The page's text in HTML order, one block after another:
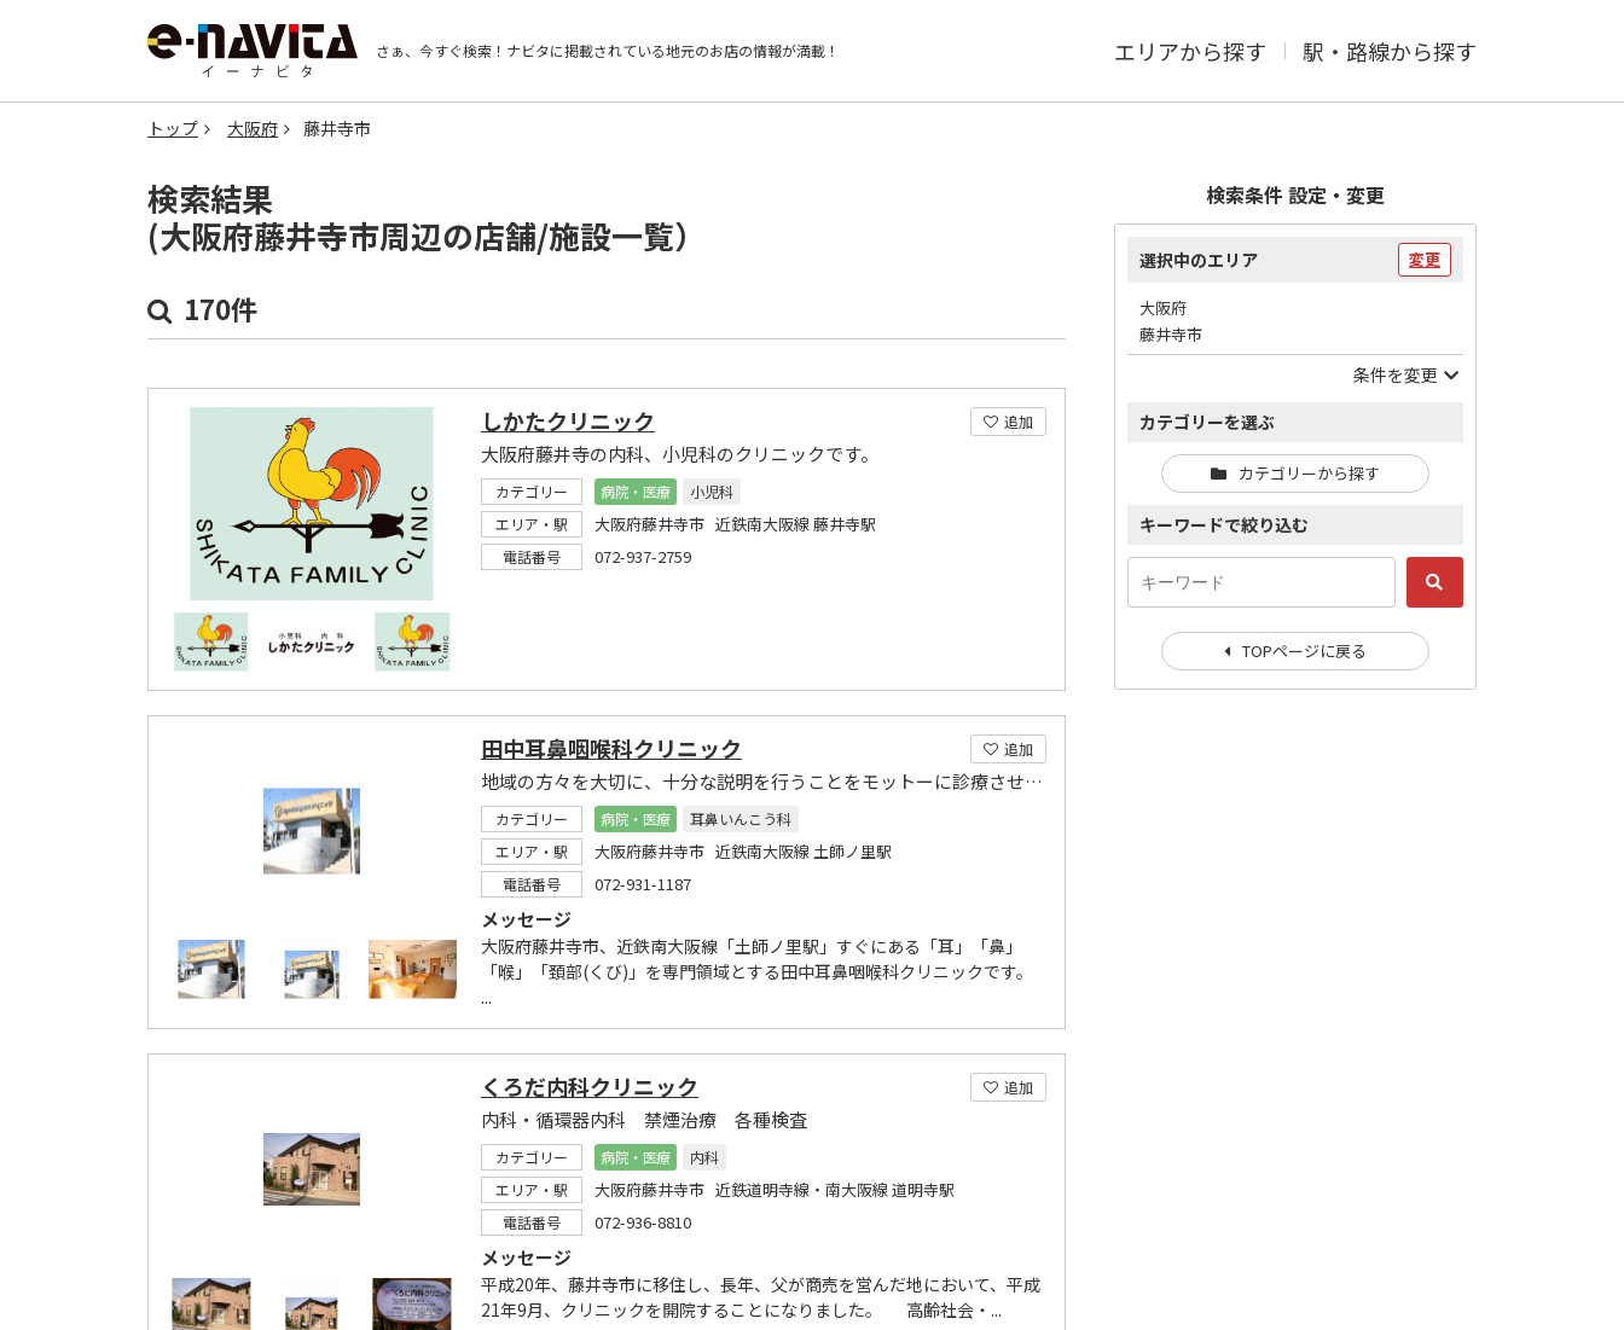
さぁ、今すぐ検索！ ナビタに掲載されている地元のお店の情報が満載！ エリアから探す 駅・路線から探す
トップ 大阪府 藤井寺市
検索結果
(大阪府藤井寺市周辺の店舗/施設一覧）
170件
追加
しかたクリニック
大阪府藤井寺の内科、小児科のクリニックです。
カテゴリー 病院・医療
小児科
エリア・駅
大阪府藤井寺市 近鉄南大阪線 藤井寺駅
電話番号 072-937-2759
追加
田中耳鼻咽喉科クリニック
地域の方々を大切に、十分な説明を行うことをモットーに診療させて頂きます。
カテゴリー 病院・医療
耳鼻いんこう科
エリア・駅
大阪府藤井寺市 近鉄南大阪線 土師ノ里駅
電話番号 072-931-1187
メッセージ
大阪府藤井寺市、近鉄南大阪線「土師ノ里駅」すぐにある「耳」「鼻」
「喉」「頚部(くび)」を専門領域とする田中耳鼻咽喉科クリニックです。
...
追加
くろだ内科クリニック
内科・循環器内科 禁煙治療 各種検査
カテゴリー 病院・医療
内科
エリア・駅
大阪府藤井寺市 近鉄道明寺線・南大阪線 道明寺駅
電話番号 072-936-8810
メッセージ
平成20年、藤井寺市に移住し、長年、父が商売を営んだ地において、平成
21年9月、クリニックを開院することになりました。 高齢社会・...
検索条件 設定・変更
選択中のエリア 変更
大阪府
藤井寺市
条件を変更
カテゴリーを選ぶ
カテゴリーから探す
キーワードで絞り込む
TOPページに戻る